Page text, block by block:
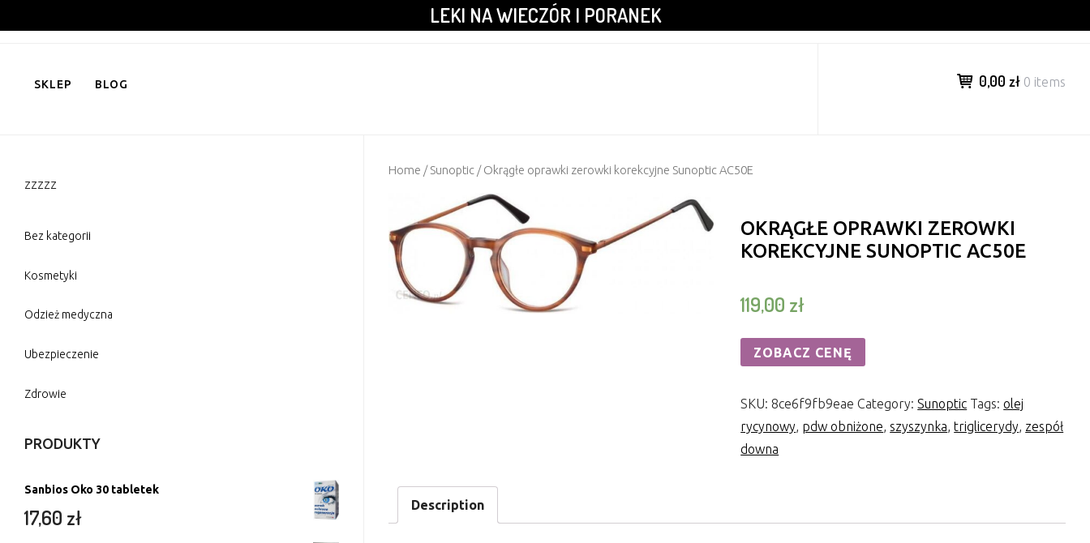
to
LEKI NA WIECZÓR I PORANEK
SKLEP BLOG 0,00 zł 0 items
Home /Sunoptic / Okrągłe oprawki zerowki korekcyjne Sunoptic AC50E
OKRĄGŁE OPRAWKI ZEROWKI
KOREKCYJNE SUNOPTIC AC50E
119,00 zł
ZOBACZ CENĘ
SKU: 8ce6f9fb9eae Category:Sunoptic Tags:olej
rycynowy, pdw obniżone, szyszynka,triglicerydy, zespół
downa
Description
zzzzz
Bez kategorii
Kosmetyki
Odzież medyczna
Ubezpieczenie
Zdrowie
PRODUKTY
Sanbios Oko 30 tabletek
17,60 zł